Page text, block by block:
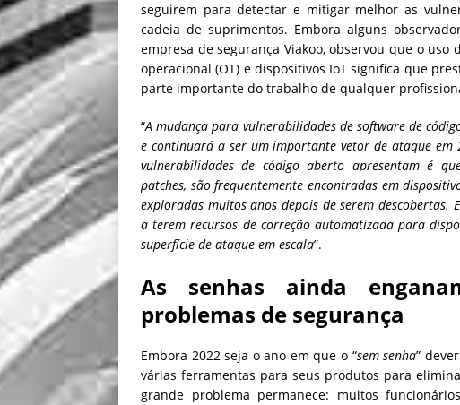
seguirem para detectar e mitigar melhor as
cadeia de suprimentos. Embora alguns
empresa de segurança Viakoo, observou que o
operacional (OT) e dispositivos IoT significa que
parte importante do trabalho de qualquer
“A mudança para vulnerabilidades de software de
e continuará a ser um importante vetor de ataque em
vulnerabilidades de código aberto apresentam é
patches, são frequentemente encontradas em
exploradas muitos anos depois de serem descobertas.
a terem recursos de correção automatizada para
superfície de ataque em escala”.
As senhas ainda
problemas de segurança
Embora 2022 seja o ano em que o “sem senha”
várias ferramentas para seus produtos para
grande problema permanece: muitos